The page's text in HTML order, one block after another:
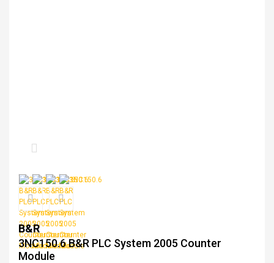
B&R
3NC150.6 B&R PLC System 2005 Counter
Module